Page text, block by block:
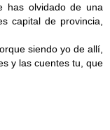
has olvidado de una
capital de provincia,
siendo yo de allí,
y las cuentes tu, que